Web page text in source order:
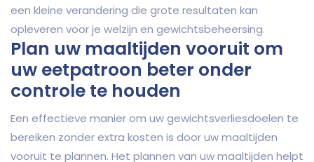
een kleine verandering die grote resultaten kan
opleveren voor je welzijn en gewichtsbeheersing.
Plan uw maaltijden vooruit om
uw eetpatroon beter onder
controle te houden
Een effectieve manier om uw gewichtsverliesdoelen te
bereiken zonder extra kosten is door uw maaltijden
vooruit te plannen. Het plannen van uw maaltijden helpt